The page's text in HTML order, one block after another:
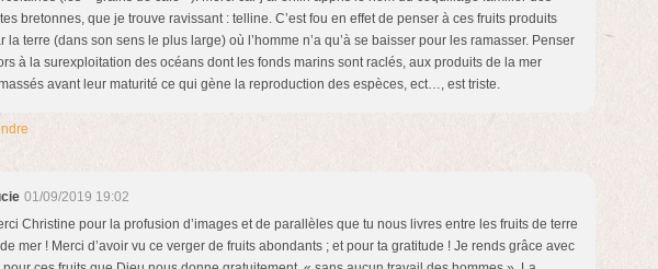
bretonnes, que je trouve ravissant : telline. C’est fou en effet de penser à ces fruits produits
la terre (dans son sens le plus large) où l’homme n’a qu’à se baisser pour les ramasser. Penser
à la surexploitation des océans dont les fonds marins sont raclés, aux produits de la mer
avant leur maturité ce qui gène la reproduction des espèces, ect…, est triste.
01/09/2019 19:02
Christine pour la profusion d’images et de parallèles que tu nous livres entre les fruits de terre
mer ! Merci d’avoir vu ce verger de fruits abondants ; et pour ta gratitude ! Je rends grâce avec